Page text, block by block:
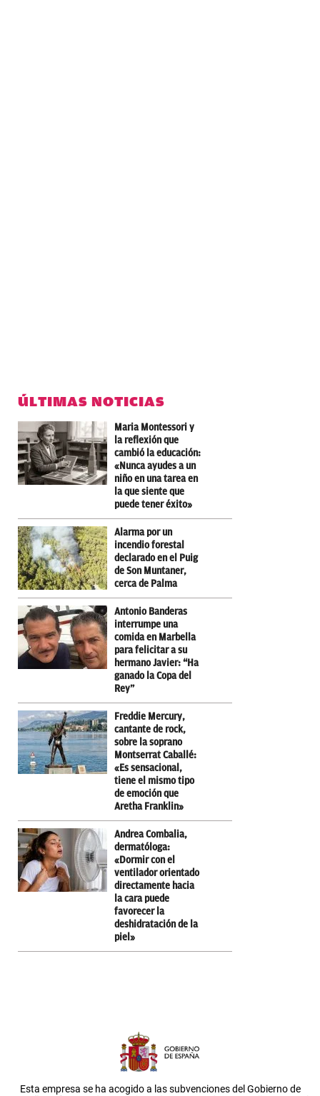
ÚLTIMAS NOTICIAS
Maria Montessori y
la reflexión que
cambió la educación:
«Nunca ayudes a un
niño en una tarea en
la que siente que
puede tener éxito»
Alarma por un
incendio forestal
declarado en el Puig
de Son Muntaner,
cerca de Palma
Antonio Banderas
interrumpe una
comida en Marbella
para felicitar a su
hermano Javier: “Ha
ganado la Copa del
Rey”
Freddie Mercury,
cantante de rock,
sobre la soprano
Montserrat Caballé:
«Es sensacional,
tiene el mismo tipo
de emoción que
Aretha Franklin»
Andrea Combalia,
dermatóloga:
«Dormir con el
ventilador orientado
directamente hacia
la cara puede
favorecer la
deshidratación de la
piel»
Esta empresa se ha acogido a las subvenciones del Gobierno de